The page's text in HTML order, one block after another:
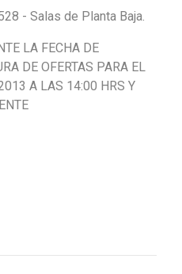
- Salas de Planta Baja.
LA FECHA DE
DE OFERTAS PARA EL
A LAS 14:00 HRS Y